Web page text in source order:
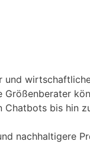
und
bis hin
nachhaltigere